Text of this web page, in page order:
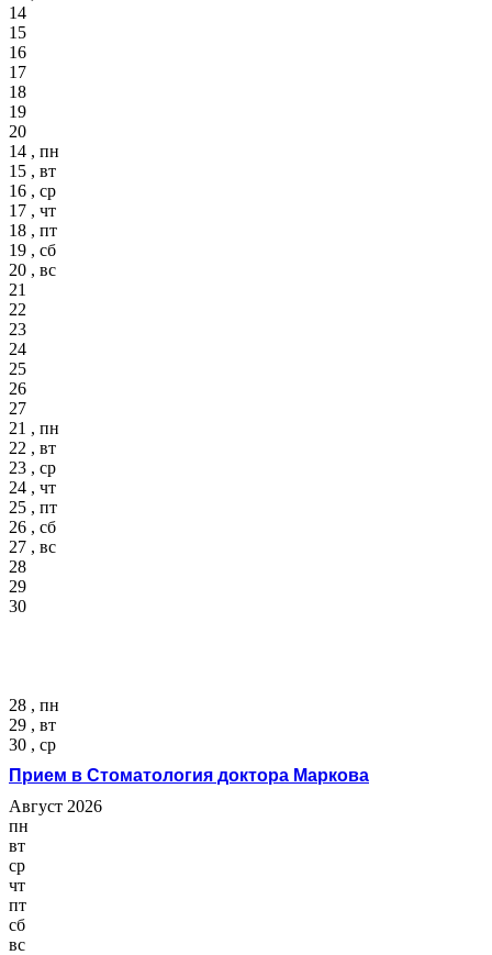
14
15
16
17
18
19
20
14 , пн
15 , вт
16 , ср
17 , чт
18 , пт
19 , сб
20 , вс
21
22
23
24
25
26
27
21 , пн
22 , вт
23 , ср
24 , чт
25 , пт
26 , сб
27 , вс
28
29
30
28 , пн
29 , вт
30 , ср
Прием в Стоматология доктора Маркова
Август 2026
пн
вт
ср
чт
пт
сб
вс